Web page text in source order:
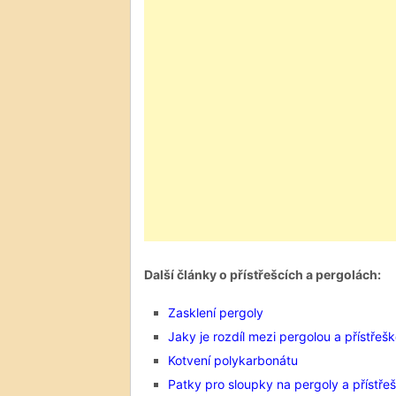
Další články o přístřešcích a pergolách:
Zasklení pergoly
Jaky je rozdíl mezi pergolou a
Kotvení polykarbonátu
Patky pro sloupky na pergoly a